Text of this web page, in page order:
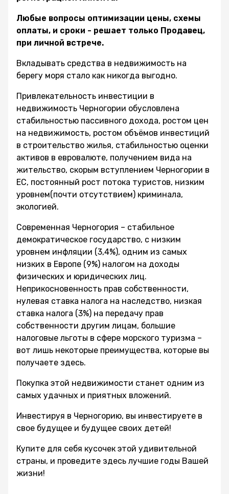
Любые вопросы оптимизации цены, схемы
оплаты, и сроки - решает только Продавец,
при личной встрече.
Вкладывать средства в недвижимость на
берегу моря стало как никогда выгодно.
Привлекательность инвестиции в
недвижимость Черногории обусловлена
стабильностью пассивного дохода, ростом цен
на недвижимость, ростом объёмов инвестиций
в строительство жилья, стабильностью оценки
активов в евровалюте, получением вида на
жительство, скорым вступлением Черногории в
ЕС, постоянный рост потока туристов, низким
уровнем(почти отсутствием) криминала,
экологией.
Современная Черногория – стабильное
демократическое государство, с низким
уровнем инфляции (3,4%), одним из самых
низких в Европе (9%) налогом на доходы
физических и юридических лиц.
Неприкосновенность прав собственности,
нулевая ставка налога на наследство, низкая
ставка налога (3%) на передачу прав
собственности другим лицам, большие
налоговые льготы в сфере морского туризма –
вот лишь некоторые преимущества, которые вы
получаете здесь.
Покупка этой недвижимости станет одним из
самых удачных и приятных вложений.
Инвестируя в Черногорию, вы инвестируете в
свое будущее и будущее своих детей!
Купите для себя кусочек этой удивительной
страны, и проведите здесь лучшие годы Вашей
жизни!